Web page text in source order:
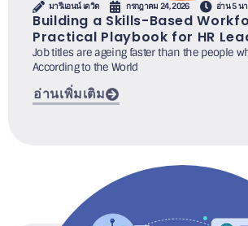
มารีแอนน์ เดวิด กรกฎาคม 24, 2026 อ่าน 5 น
Building a Skills-Based
Practical Playbook for HR
Job titles are ageing faster than the people
According to the World
อ่านเพิ่มเติม